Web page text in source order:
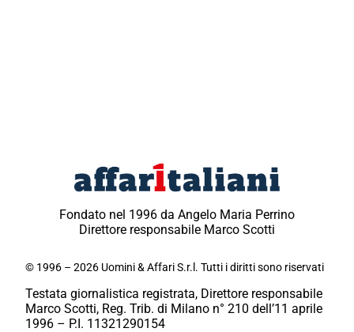
Fondato nel 1996 da Angelo Maria Perrino
Direttore responsabile Marco Scotti
© 1996 – 2026 Uomini & Affari S.r.l. Tutti i diritti sono riservati
Testata giornalistica registrata, Direttore responsabile
Marco Scotti, Reg. Trib. di Milano n° 210 dell’11 aprile
1996 – P.I. 11321290154